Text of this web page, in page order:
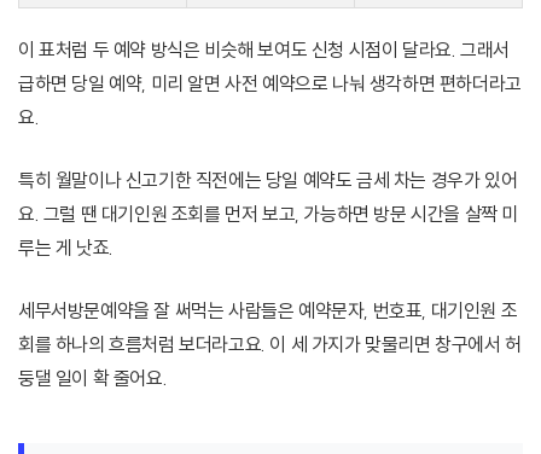
이 표처럼 두 예약 방식은 비슷해 보여도 신청 시점이 달라요. 그래서
급하면 당일 예약, 미리 알면 사전 예약으로 나눠 생각하면 편하더라고
요.
특히 월말이나 신고기한 직전에는 당일 예약도 금세 차는 경우가 있어
요. 그럴 땐 대기인원 조회를 먼저 보고, 가능하면 방문 시간을 살짝 미
루는 게 낫죠.
세무서방문예약을 잘 써먹는 사람들은 예약문자, 번호표, 대기인원 조
회를 하나의 흐름처럼 보더라고요. 이 세 가지가 맞물리면 창구에서 허
둥댈 일이 확 줄어요.